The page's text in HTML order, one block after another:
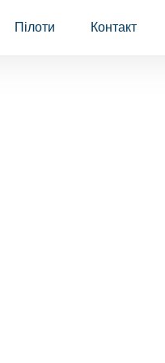
Пілоти Контакт